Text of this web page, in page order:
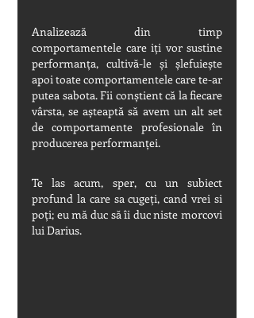
Analizează din timp
comportamentele care iți vor sustine
performanța, cultivă-le și șlefuiește
apoi toate comportamentele care te-ar
putea sabota. Fii conștient că la fiecare
vârsta, se așteaptă să avem un alt set
de comportamente profesionale în
producerea performanței.
Te las acum, sper, cu un subiect
profund la care sa cugeți, cand vrei si
poți; eu mă duc să îi duc niste morcovi
lui Darius.